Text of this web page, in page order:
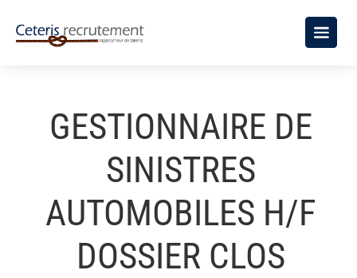
GESTIONNAIRE DE
SINISTRES
AUTOMOBILES H/F
DOSSIER CLOS